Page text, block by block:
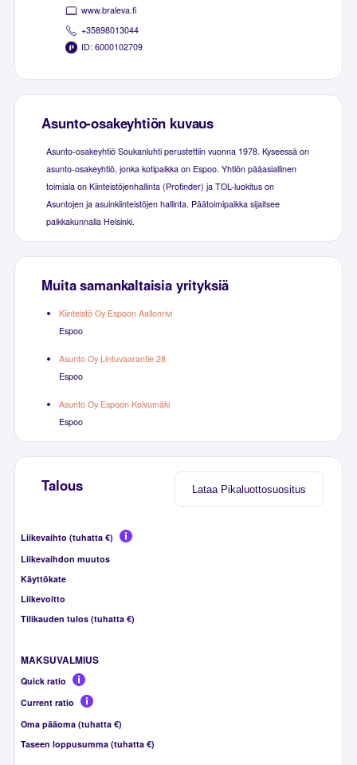
www.braleva.fi
+35898013044
ID: 6000102709
Asunto-osakeyhtiön kuvaus
Asunto-osakeyhtiö Soukanluhti perustettiin vuonna 1978. Kyseessä on
asunto-osakeyhtiö, jonka kotipaikka on Espoo. Yhtiön pääasiallinen
toimiala on Kiinteistöjenhallinta (Profinder) ja TOL-luokitus on
Asuntojen ja asuinkiinteistöjen hallinta. Päätoimipaikka sijaitsee
paikkakunnalla Helsinki.
Muita samankaltaisia yrityksiä
Kiinteistö Oy Espoon Aallonrivi
Espoo
Asunto Oy Lintuvaarantie 28
Espoo
Asunto Oy Espoon Koivumäki
Espoo
Lataa Pikaluottosuositus
Talous
Liikevaihto (tuhatta €)
Liikevaihdon muutos
Käyttökate
Liikevoitto
Tilikauden tulos (tuhatta €)
MAKSUVALMIUS
Quick ratio
Current ratio
Oma pääoma (tuhatta €)
Taseen loppusumma (tuhatta €)